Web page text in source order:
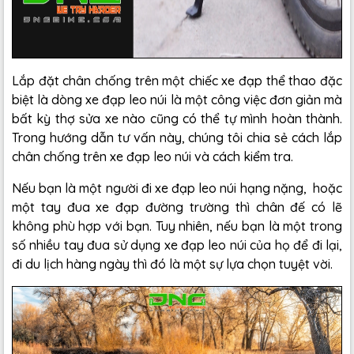
Lắp đặt chân chống trên một chiếc xe đạp thể thao đặc
biệt là dòng xe đạp leo núi là một công việc đơn giản mà
bất kỳ thợ sửa xe nào cũng có thể tự mình hoàn thành.
Trong hướng dẫn tư vấn này, chúng tôi chia sẻ cách lắp
chân chống trên xe đạp leo núi và cách kiểm tra.
Nếu bạn là một người đi xe đạp leo núi hạng nặng, hoặc
một tay đua xe đạp đường trường thì chân đế có lẽ
không phù hợp với bạn. Tuy nhiên, nếu bạn là một trong
số nhiều tay đua sử dụng xe đạp leo núi của họ để đi lại,
đi du lịch hàng ngày thì đó là một sự lựa chọn tuyệt vời.